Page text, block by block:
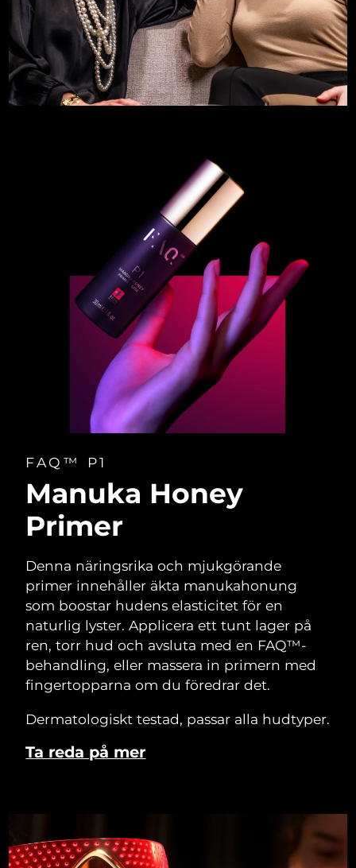
FAQ™ P1
Manuka Honey
Primer
Denna näringsrika och mjukgörande
primer innehåller äkta manukahonung
som boostar hudens elasticitet för en
naturlig lyster. Applicera ett tunt lager på
ren, torr hud och avsluta med en FAQ™-
behandling, eller massera in primern med
fingertopparna om du föredrar det.
Dermatologiskt testad, passar alla hudtyper.
Ta reda på mer